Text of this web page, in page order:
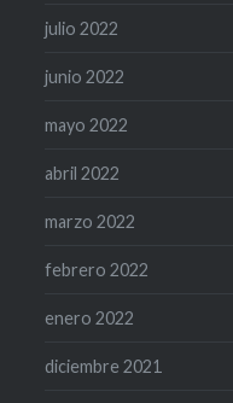
julio 2022
junio 2022
mayo 2022
abril 2022
marzo 2022
febrero 2022
enero 2022
diciembre 2021